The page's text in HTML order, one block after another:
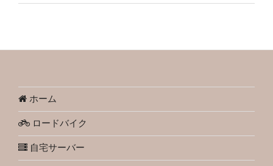
ホーム
ロードバイク
自宅サーバー